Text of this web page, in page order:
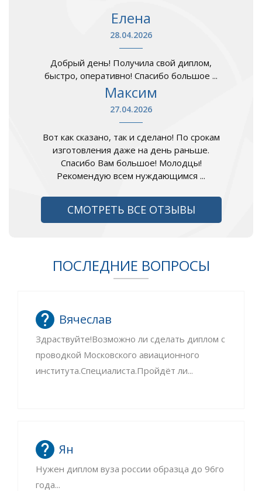
Елена
28.04.2026
Добрый день! Получила свой диплом,
быстро, оперативно! Спасибо большое ...
Максим
27.04.2026
Вот как сказано, так и сделано! По срокам
изготовления даже на день раньше.
Спасибо Вам большое! Молодцы!
Рекомендую всем нуждающимся ...
СМОТРЕТЬ ВСЕ ОТЗЫВЫ
ПОСЛЕДНИЕ ВОПРОСЫ
Вячеслав
Здраствуйте!Возможно ли сделать диплом с
проводкой Московского авиационного
института.Специалиста.Пройдёт ли...
Ян
Нужен диплом вуза россии образца до 96го
года...